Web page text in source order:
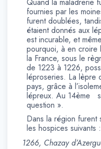
fournies par les
furent doublées,
étaient donnés aux
est incurable, et
pourquoi, à en croire
la France, sous le
de 1223 à 1226,
léproseries. La lèpre
pays, grâce à
lépreux. Au 14ème
question ».
Dans la région furent
les hospices suivants :
1266, Chazay